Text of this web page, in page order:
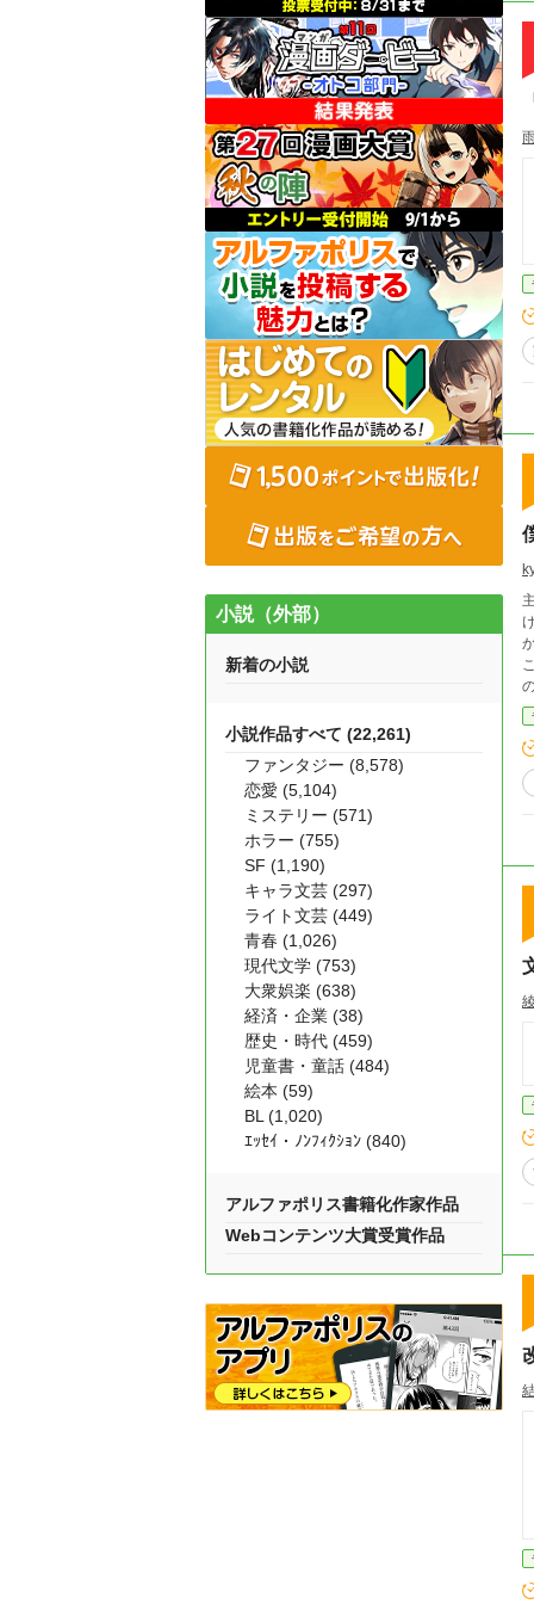
け
か
小説（外部）
新着の小説
小説作品すべて (22,261)
ファンタジー (8,578)
恋愛 (5,104)
ミステリー (571)
ホラー (755)
SF (1,190)
キャラ文芸 (297)
ライト文芸 (449)
青春 (1,026)
現代文学 (753)
大衆娯楽 (638)
経済・企業 (38)
歴史・時代 (459)
児童書・童話 (484)
絵本 (59)
BL (1,020)
ｴｯｾｲ・ﾉﾝﾌｨｸｼｮﾝ (840)
アルファポリス書籍化作家作品
Webコンテンツ大賞受賞作品